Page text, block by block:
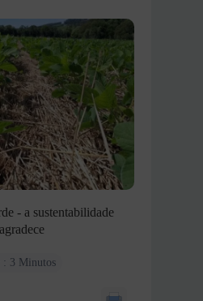
- a sustentabilidade
agradece
: 3 Minutos